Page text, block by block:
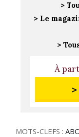
>
> Le
>
À
MOTS-CLEFS :